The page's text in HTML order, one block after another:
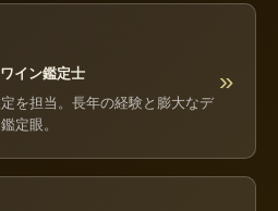
イン鑑定士
を担当。長年の経験と膨大なデ
定眼。
»